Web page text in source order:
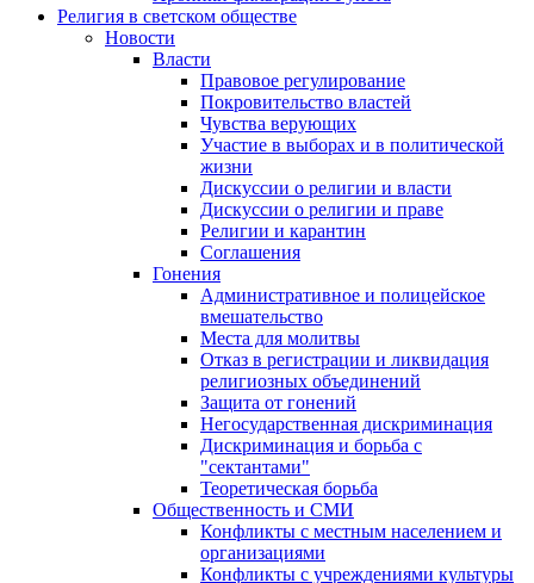
Религия в светском обществе
Новости
Власти
Правовое регулирование
Покровительство властей
Чувства верующих
Участие в выборах и в политической
жизни
Дискуссии о религии и власти
Дискуссии о религии и праве
Религии и карантин
Соглашения
Гонения
Административное и полицейское
вмешательство
Места для молитвы
Отказ в регистрации и ликвидация
религиозных объединений
Защита от гонений
Негосударственная дискриминация
Дискриминация и борьба с
"сектантами"
Теоретическая борьба
Общественность и СМИ
Конфликты с местным населением и
организациями
Конфликты с учреждениями культуры